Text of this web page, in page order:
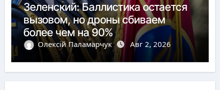
Зеленский: Баллистика остается
вызовом, но дроны сбиваем
более чем на 90%
Олексій Паламарчук Авг 2, 2026